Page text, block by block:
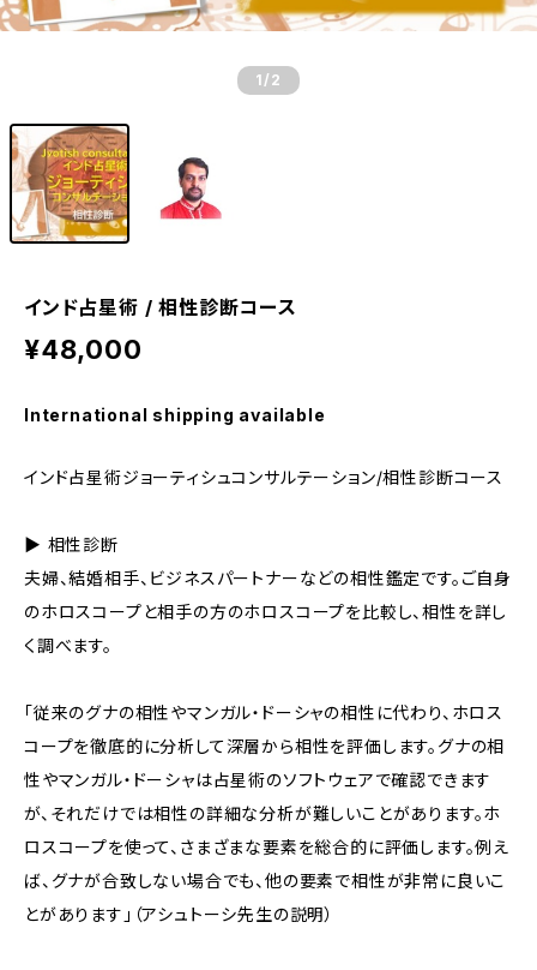
1 /2
インド占星術 / 相性診断コース
¥48,000
International shipping available
インド占星術ジョーティシュコンサルテーション/相性診断コース
▶ 相性診断
夫婦、結婚相手、ビジネスパートナーなどの相性鑑定です。ご自身
のホロスコープと相手の方のホロスコープを比較し、相性を詳し
く調べます。
「従来のグナの相性やマンガル・ドーシャの相性に代わり、ホロス
コープを徹底的に分析して深層から相性を評価します。グナの相
性やマンガル・ドーシャは占星術のソフトウェアで確認できます
が、それだけでは相性の詳細な分析が難しいことがあります。ホ
ロスコープを使って、さまざまな要素を総合的に評価します。例え
ば、グナが合致しない場合でも、他の要素で相性が非常に良いこ
とがあります」（アシュトーシ先生の説明）